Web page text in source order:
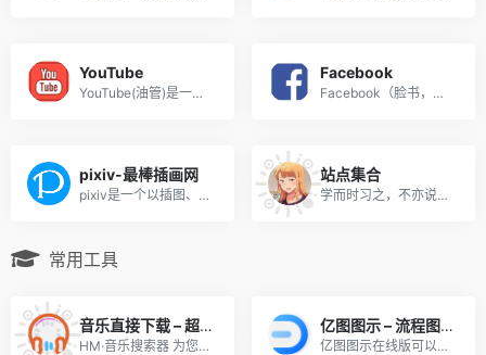
YouTube
YouTube(油管)是一个视频网站，早期公司位于加利福尼亚州的圣布鲁诺。注册于2005年2月15日，由美籍华人陈士骏等人创立，让用户下载、观看及分享影片或短片。
Facebook
Facebook（脸书，脸谱网 ）公司创立于2004年2月4日，总部位于美国加利福尼亚州门洛帕克。2012年3月6日发布Windows版桌面聊天软件Facebook Messenger 。主要创始人马克·扎克伯格（Mark Zuckerberg）。
pixiv-最棒插画网
pixiv是一个以插图、漫画和小说、艺术为中心的社交网络服务里的虚拟社区网站。
站点集合
学而时习之，不亦说乎？
常用工具
音乐直接下载 – 超级好用（多工具合集）
HM·音乐搜索器 为您免费提供稳定、快速、免费的多站合一音乐搜索解决方案
亿图图示 – 流程图表非常好用
亿图图示在线版可以创作200余种办公绘图，包括流程图、UML、时间线、甘特图、信息图、户型图、思维导图等，提高作图效率！